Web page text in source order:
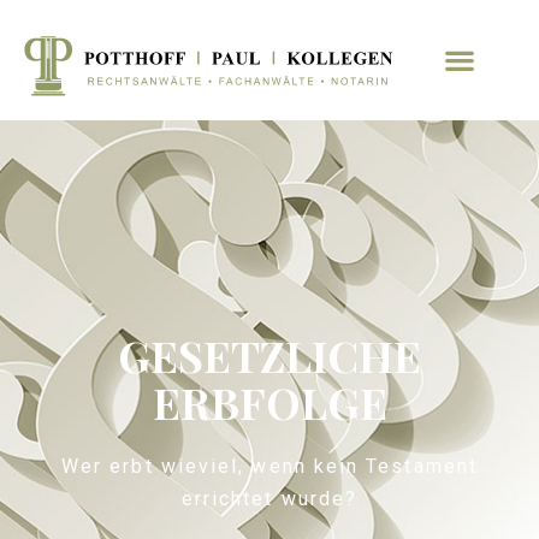
GESETZLICHE
ERBFOLGE
Wer erbt wieviel, wenn kein Testament
errichtet wurde?